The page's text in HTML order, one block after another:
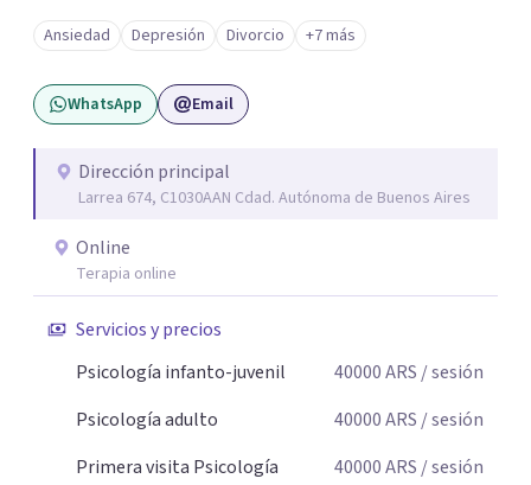
angustia, dificultades en los vínculos, inhibiciones,
duelos, crisis vitales, padecimientos subjetivos y otros
modos de malestar. La práctica analítica propone un
espacio de palabra donde cada sujeto pueda interrogar
construcción de una respuesta singular frente a su
malestar.
Ansiedad Depresión Divorcio +7 más
WhatsApp Email
Dirección principal
Larrea 674, C1030AAN Cdad. Autónoma de Buenos Aires
Online
Terapia online
Servicios y precios
Psicología infanto-juvenil
40000ARS / sesión
Psicología adulto
40000ARS / sesión
Primera visita Psicología
40000ARS / sesión